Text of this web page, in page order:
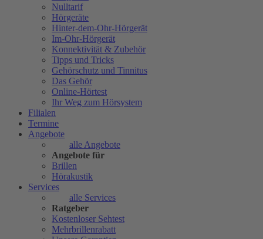
Nulltarif
Hörgeräte
Hinter-dem-Ohr-Hörgerät
Im-Ohr-Hörgerät
Konnektivität & Zubehör
Tipps und Tricks
Gehörschutz und Tinnitus
Das Gehör
Online-Hörtest
Ihr Weg zum Hörsystem
Filialen
Termine
Angebote
alle Angebote
Angebote für
Brillen
Hörakustik
Services
alle Services
Ratgeber
Kostenloser Sehtest
Mehrbrillenrabatt